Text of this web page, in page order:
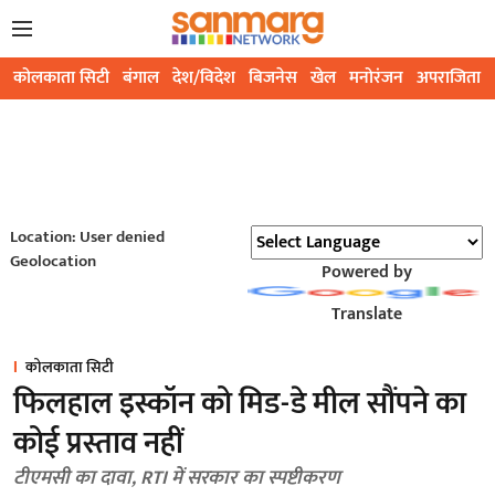
कोलकाता सिटी बंगाल देश/विदेश बिजनेस खेल मनोरंजन अपराजिता
Location: User denied
Geolocation
Powered by
Translate
कोलकाता सिटी
फिलहाल इस्कॉन को मिड-डे मील सौंपने का
कोई प्रस्ताव नहीं
टीएमसी का दावा, RTI में सरकार का स्पष्टीकरण